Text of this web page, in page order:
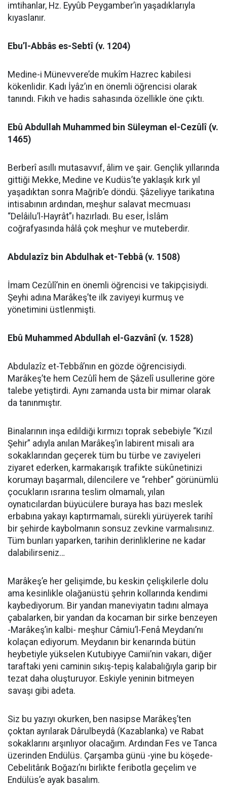
imtihanlar, Hz. Eyyûb Peygamber’in yaşadıklarıyla
kıyaslanır.
Ebu’l-Abbâs es-Sebtî (v. 1204)
Medine-i Münevvere’de mukîm Hazrec kabilesi
kökenlidir. Kadı İyâz’ın en önemli öğrencisi olarak
tanındı. Fıkıh ve hadis sahasında özellikle öne çıktı.
Ebû Abdullah Muhammed bin Süleyman el-Cezûlî (v.
1465)
Berberî asıllı mutasavvıf, âlim ve şair. Gençlik yıllarında
gittiği Mekke, Medine ve Kudüs’te yaklaşık kırk yıl
yaşadıktan sonra Mağrib’e döndü. Şâzeliyye tarikatına
intisabının ardından, meşhur salavat mecmuası
“Delâilu’l-Hayrât”ı hazırladı. Bu eser, İslâm
coğrafyasında hâlâ çok meşhur ve muteberdir.
Abdulazîz bin Abdulhak et-Tebbâ (v. 1508)
İmam Cezûlî’nin en önemli öğrencisi ve takipçisiydi.
Şeyhi adına Marâkeş’te ilk zaviyeyi kurmuş ve
yönetimini üstlenmişti.
Ebû Muhammed Abdullah el-Gazvânî (v. 1528)
Abdulazîz et-Tebbâ’nın en gözde öğrencisiydi.
Marâkeş’te hem Cezûlî hem de Şâzelî usullerine göre
talebe yetiştirdi. Aynı zamanda usta bir mimar olarak
da tanınmıştır.
Binalarının inşa edildiği kırmızı toprak sebebiyle “Kızıl
Şehir” adıyla anılan Marâkeş’in labirent misali ara
sokaklarından geçerek tüm bu türbe ve zaviyeleri
ziyaret ederken, karmakarışık trafikte sükûnetinizi
korumayı başarmalı, dilencilere ve “rehber” görünümlü
çocukların ısrarına teslim olmamalı, yılan
oynatıcılardan büyücülere buraya has bazı meslek
erbabına yakayı kaptırmamalı, sürekli yürüyerek tarihî
bir şehirde kaybolmanın sonsuz zevkine varmalısınız.
Tüm bunları yaparken, tarihin derinliklerine ne kadar
dalabilirseniz…
Marâkeş’e her gelişimde, bu keskin çelişkilerle dolu
ama kesinlikle olağanüstü şehrin kollarında kendimi
kaybediyorum. Bir yandan maneviyatın tadını almaya
çabalarken, bir yandan da kocaman bir sirke benzeyen
-Marâkeş’in kalbi- meşhur Câmiu’l-Fenâ Meydanı’nı
kolaçan ediyorum. Meydanın bir kenarında bütün
heybetiyle yükselen Kutubiyye Camii’nin vakarı, diğer
taraftaki yeni caminin sıkış-tepiş kalabalığıyla garip bir
tezat daha oluşturuyor. Eskiyle yeninin bitmeyen
savaşı gibi adeta.
Siz bu yazıyı okurken, ben nasipse Marâkeş’ten
çoktan ayrılarak Dârulbeydâ (Kazablanka) ve Rabat
sokaklarını arşınlıyor olacağım. Ardından Fes ve Tanca
üzerinden Endülüs. Çarşamba günü -yine bu köşede-
Cebelitârık Boğazı’nı birlikte feribotla geçelim ve
Endülüs’e ayak basalım.